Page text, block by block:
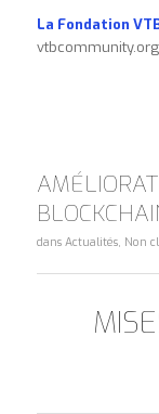
La Fondation
vtbcommunity.org
dans Actualités, Non